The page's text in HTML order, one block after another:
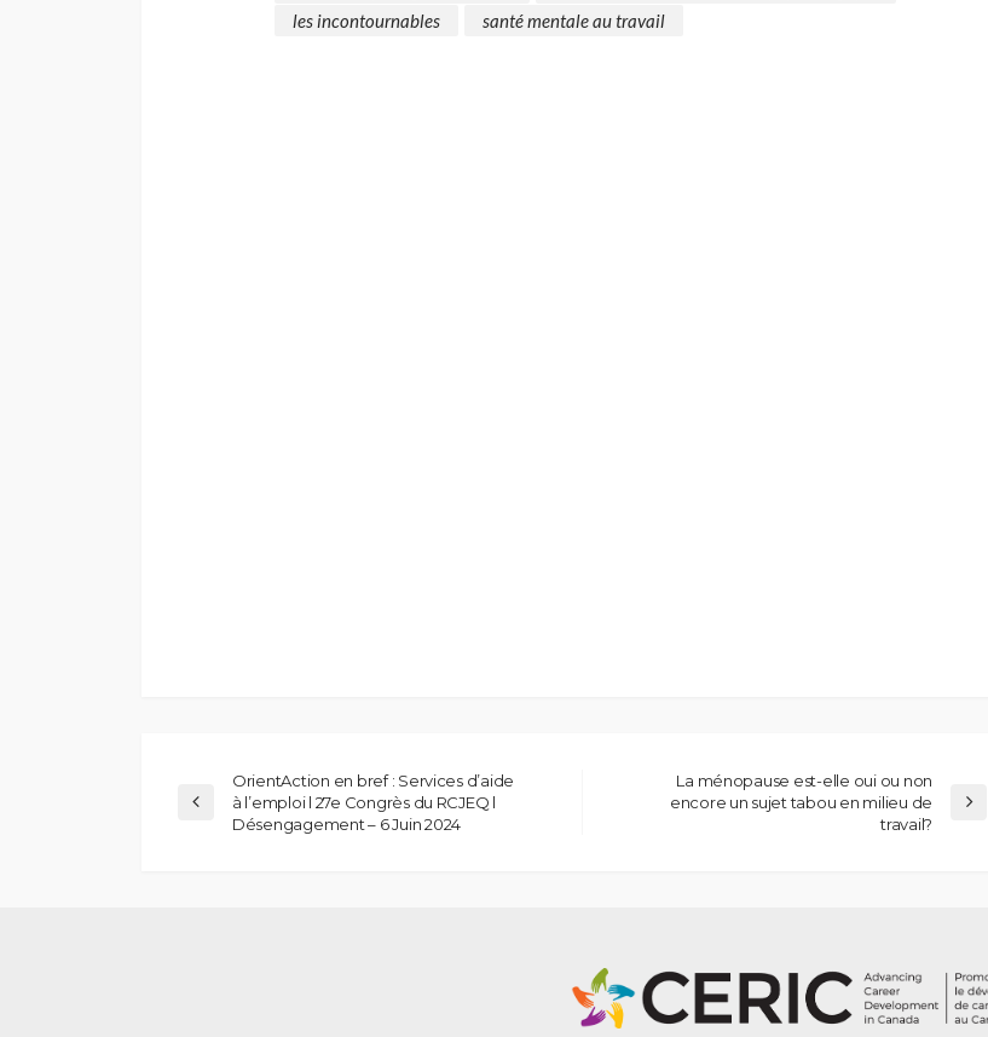
les incontournables
santé mentale au travail
OrientAction en bref : Services d’aide
à l’emploi l 27e Congrès du RCJEQ l
Désengagement – 6 Juin 2024
La ménopause est-elle oui ou non
encore un sujet tabou en milieu de
travail?